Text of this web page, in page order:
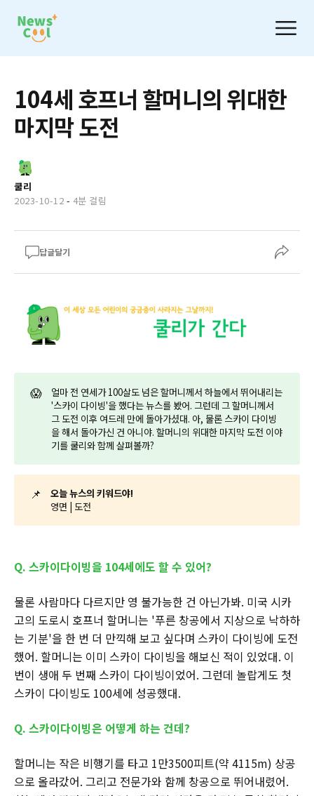
104세 호프너 할머니의 위대한
마지막 도전
쿨리
2023-10-12 - 4분 걸림
답글달기
😱
얼마 전 연세가 100살도 넘은 할머니께서 하늘에서 뛰어내리는
'스카이 다이빙'을 했다는 뉴스를 봤어. 그런데 그 할머니께서
그 도전 이후 여드레 만에 돌아가셨대. 아, 물론 스카이 다이빙
을 해서 돌아가신 건 아니야. 할머니의 위대한 마지막 도전 이야
기를 쿨리와 함께 살펴볼까?
📌
오늘 뉴스의 키워드야!
영면 | 도전
Q. 스카이다이빙을 104세에도 할 수 있어?
물론 사람마다 다르지만 영 불가능한 건 아닌가봐. 미국 시카
고의 도로시 호프너 할머니는 '푸른 창공에서 지상으로 낙하하
는 기분'을 한 번 더 만끽해 보고 싶다며 스카이 다이빙에 도전
했어. 할머니는 이미 스카이 다이빙을 해보신 적이 있었대. 이
번이 생애 두 번째 스카이 다이빙이었어. 그런데 놀랍게도 첫
스카이 다이빙도 100세에 성공했대.
Q. 스카이다이빙은 어떻게 하는 건데?
할머니는 작은 비행기를 타고 1만3500피트(약 4115m) 상공
으로 올라갔어. 그리고 전문가와 함께 창공으로 뛰어내렸어.